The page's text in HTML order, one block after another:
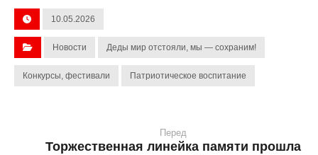
10.05.2026
Новости Деды мир отстояли, мы — сохраним!
Конкурсы, фестивали Патриотическое воспитание
Перед
Торжественная линейка памяти прошла